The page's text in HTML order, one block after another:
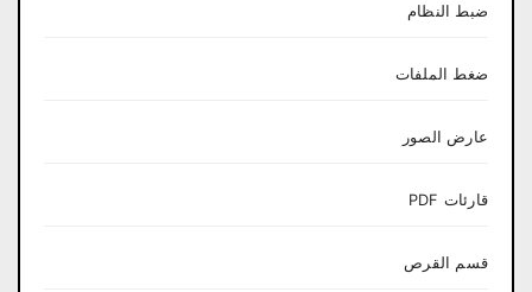
ضبط النظام
ضغط الملفات
عارض الصور
قارئات PDF
قسم القرص